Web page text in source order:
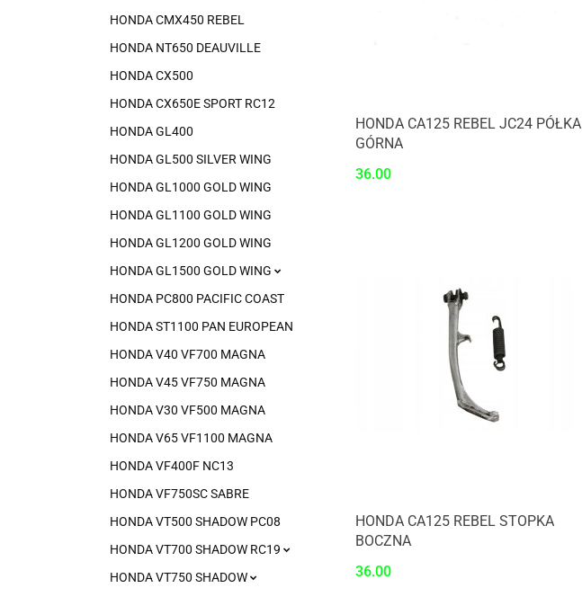
HONDA CMX450 REBEL
HONDA NT650 DEAUVILLE
HONDA CX500
HONDA CX650E SPORT RC12
HONDA GL400
HONDA GL500 SILVER WING
HONDA GL1000 GOLD WING
HONDA GL1100 GOLD WING
HONDA GL1200 GOLD WING
HONDA GL1500 GOLD WING
HONDA PC800 PACIFIC COAST
HONDA ST1100 PAN EUROPEAN
HONDA V40 VF700 MAGNA
HONDA V45 VF750 MAGNA
HONDA V30 VF500 MAGNA
HONDA V65 VF1100 MAGNA
HONDA VF400F NC13
HONDA VF750SC SABRE
HONDA VT500 SHADOW PC08
HONDA VT700 SHADOW RC19
HONDA VT750 SHADOW
HONDA CA125 REBEL JC24 PÓŁKA
GÓRNA
36.00
HONDA CA125 REBEL STOPKA
BOCZNA
36.00